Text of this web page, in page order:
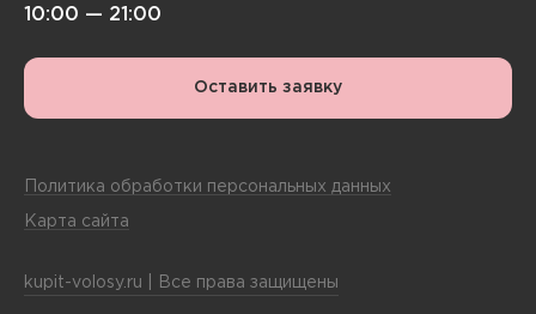
10:00 — 21:00
Оставить заявку
Политика обработки персональных данных
Карта сайта
kupit-volosy.ru | Все права защищены